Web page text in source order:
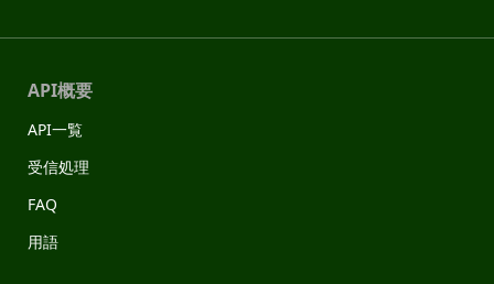
API概要
API一覧
受信処理
FAQ
用語